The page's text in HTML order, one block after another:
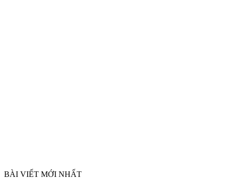
BÀI VIẾT MỚI NHẤT